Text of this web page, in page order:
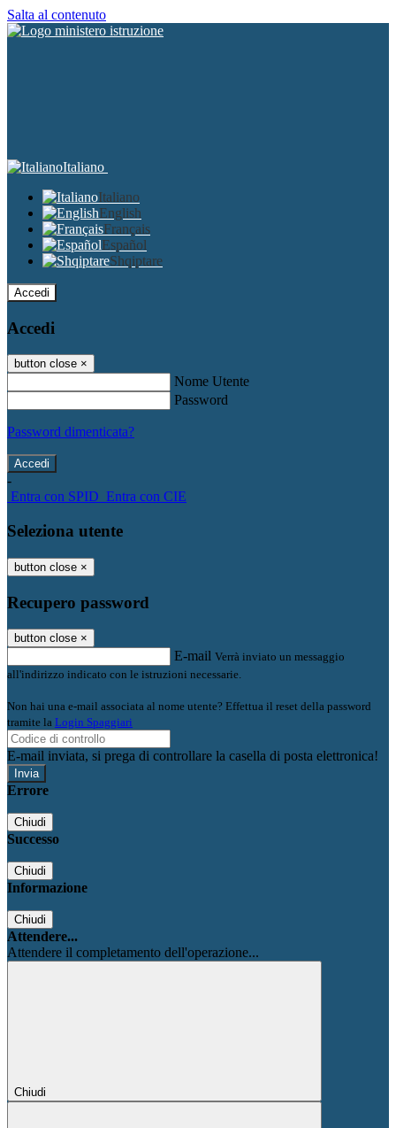
Salta al contenuto
Italiano
Italiano
English
Français
Español
Shqiptare
Accedi
Accedi
button close ×
Nome Utente
Password
Password dimenticata?
-
Entra con SPID Entra con CIE
Seleziona utente
button close ×
Recupero password
button close ×
E-mail Verrà inviato un messaggio
all'indirizzo indicato con le istruzioni necessarie.
Non hai una e-mail associata al nome utente? Effettua il reset della password
tramite la Login Spaggiari
E-mail inviata, si prega di controllare la casella di posta elettronica!
Errore
Chiudi
Successo
Chiudi
Informazione
Chiudi
Attendere...
Attendere il completamento dell'operazione...
Chiudi